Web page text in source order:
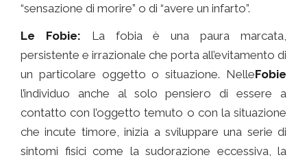
“sensazione di morire” o di “avere un infarto”.
Le Fobie: La fobia è una paura marcata,
persistente e irrazionale che porta all’evitamento di
un particolare oggetto o situazione. NelleFobie
l’individuo anche al solo pensiero di essere a
contatto con l’oggetto temuto o con la situazione
che incute timore, inizia a sviluppare una serie di
sintomi fisici come la sudorazione eccessiva, la